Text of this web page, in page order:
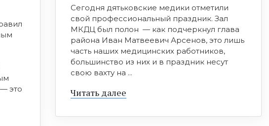
это
Сегодня дятьковские медики отметили
свой профессиональный праздник. Зал
МКДЦ был полон — как подчеркнул глава
района Иван Матвеевич Арсенов, это лишь
часть наших медицинских работников,
большинство из них и в праздник несут
свою вахту на ...
Читать далее